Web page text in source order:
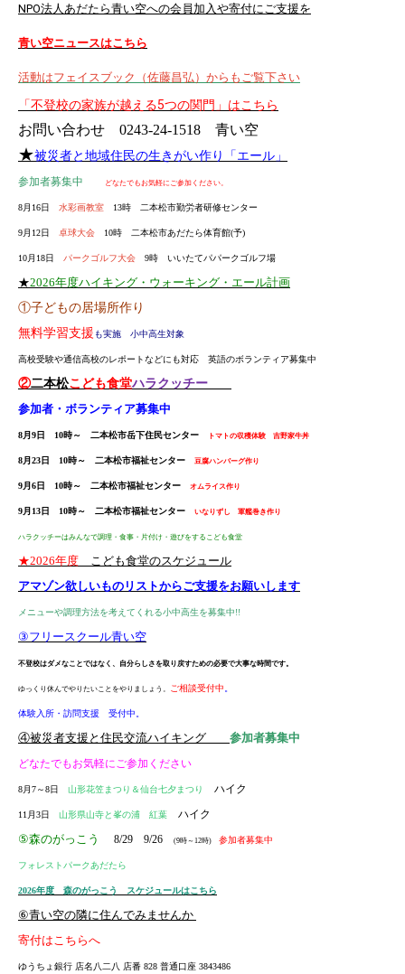
ください。
2026.06.24
こども食堂ハラクッチー・ニュース 110号 2026年7月号をアッ
2026.06.24
青い空ニュース 160号 2026年7月号をアップしました。ぜひご
2026.05.27
7月25～26日「尾瀬ニッコウキスゲハイク」、８月7～8日「山形
花笠まつり＆仙台七夕まつり」などのチラシをアップしました。
2026.05.27
6月13日「福島市バラ園とサクランボ狩り」、６月20日「ボウリン
2026.05.27
こども食堂ハラクッチーニュース 109号 2026年6月号をアップ
2026.05.27
青い空ニュース 159号 2026年6月号をアップしました。ぜひご
2026.04.28
5/23「飯舘村 野手上山ウォーク」、5/31「料理教室 自然
食」、6/13「福島市バラ園とサクランボ狩り」、6/20「ボウリン
グ大会」などの交流促進事業のチラシをアップしました。どなた
2026.04.28
5/17「那須高原ヤマツツジハイク」、7/25～26「尾瀬ニッコウキ
気軽にご参加ください。
2026.04.28
こども食堂ハラクッチー・ニュース 2026年5月号をアップしまし
2026.04.28
青い空ニュース 158号 2026年5月号をアップしました。ぜひご
覧ください。
2026.03.27
4月5日「浜通り桜の名所ハイク」、4月12日「郡山市開成山公園お
NPO法人あだたら青い空への会員加入や寄付にご支援を
青い空ニュースはこちら
活動はフェイスブック（佐藤昌弘）からもご覧下さい
「不登校の家族が越える5つの関門」はこちら
お問い合わせ 0243-24-1518 青い空
★被災者と地域住民の生きがい作り「エール」
参加者募集中 どなたでもお気軽にご参加ください。
8月16日 水彩画教室 13時 二本松市勤労者研修センター
9月12日 卓球大会 10時 二本松市あだたら体育館(予)
10月18日 パークゴルフ大会 9時 いいたてパパークゴルフ場
★2026年度ハイキング・ウォーキング・エール計画
①子どもの居場所作り
無料学習支援 も実施 小中高生対象
高校受験や通信高校のレポートなどにも対応 英語のボランティア募集中
②二本松こども食堂ハラクッチー
参加者・ボランティア募集中
8月9日 10時～ 二本松市岳下住民センター トマトの収穫体験 吉野家牛丼
8月23日 10時～ 二本松市福祉センター 豆腐ハンバーグ作り
9月6日 10時～ 二本松市福祉センター オムライス作り
9月13日 10時～ 二本松市福祉センター いなりずし 軍艦巻き作り
ハラクッチーはみんなで調理・食事・片付け・遊びをするこども食堂
★2026年度
こども食堂のスケジュール
アマゾン欲しいものリストからご支援をお願いします
メニューや調理方法を考えてくれる小中高生を募集中!!
③フリースクール青い空
不登校はダメなことではなく、自分らしさを取り戻すための必要で大事な時間です。
ゆっくり休んでやりたいことをやりましょう。 ご相談受付中
体験入所・訪問支援 受付中。
④被災者支援と住民交流ハイキング 参加者募集中
どなたでもお気軽にご参加ください
8月7～8日 山形花笠まつり＆仙台七夕まつり ハイク
11月3日 山形県山寺と峯の浦 紅葉 ハイク
⑤森のがっこう 8/29 9/26 (9時～12時) 参加者募集中
フォレストパークあだたら
2026年度 森のがっこう スケジュールはこちら
⑥青い空の隣に住んでみませんか
寄付はこちらへ
ゆうちょ銀行 店名八二八 店番 828 普通口座 3843486